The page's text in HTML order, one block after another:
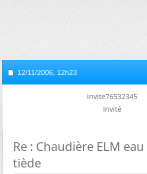
12/11/2006, 12h23
invite76532345
Invité
Re : Chaudière ELM
tiède